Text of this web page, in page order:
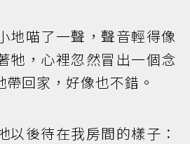
地喵了一聲，聲音輕得像
牠，心裡忽然冒出一個念
回家，好像也不錯。
以後待在我房間的樣子：